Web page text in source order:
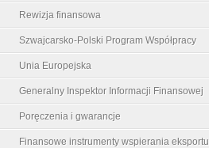
Rewizja finansowa
Szwajcarsko-Polski Program Współpracy
Unia Europejska
Generalny Inspektor Informacji Finansowej
Poręczenia i gwarancje
Finansowe instrumenty wspierania eksportu